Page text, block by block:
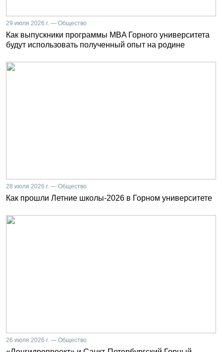
29 июля 2026 г. — Общество
Как выпускники программы MBA Горного университета
будут использовать полученный опыт на родине
28 июля 2026 г. — Общество
Как прошли Летние школы-2026 в Горном университете
26 июля 2026 г. — Общество